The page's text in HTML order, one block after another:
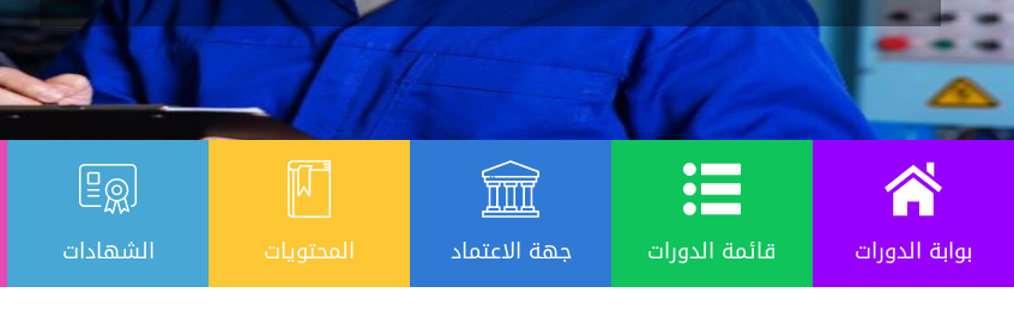
بوابة الدورات قائمة الدورات جهة الاعتماد المحتويات الشهادات